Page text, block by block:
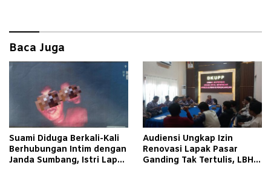
Baca Juga
Suami Diduga Berkali-Kali
Berhubungan Intim dengan
Janda Sumbang, Istri Lapor
Audiensi Ungkap Izin
Renovasi Lapak Pasar
Ganding Tak Tertulis, LBH